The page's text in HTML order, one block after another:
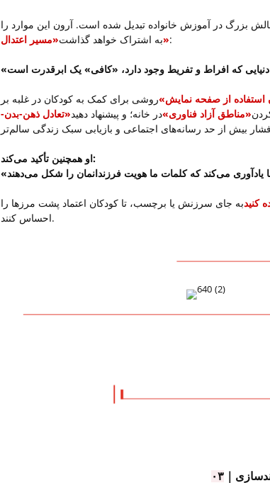
بزرگ در آموزش خانواده تبدیل شده است. آرون این موارد را
به اشتراک خواهد گذاشت«مسیر اعتدال»:
از صفحه نمایش»روشی برای کمک به کودکان در غلبه بر
«مناطق آزاد فناوری»در خانه؛ و پیشنهاد دهید«تعادل ذهن-بدن-
او همچنین تأکید می‌کند:
کنیدبه جای سرزنش یا برچسب، تا کودکان اعتماد پشت مرزها را
احساس کنند.
۰۳｜